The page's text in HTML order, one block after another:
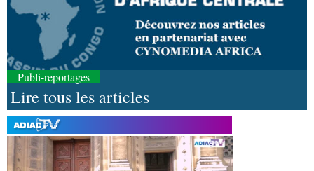
Publi-reportages
Lire tous les articles
07-08-2026 11:03
SportFootball, le week-end des Diables rouges et
des Congolais de la diaspora en Coupes d'Europe
(matches aller du 3e tour)